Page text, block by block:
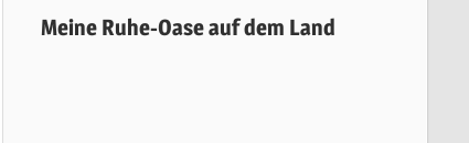
Meine Ruhe-Oase auf dem Land